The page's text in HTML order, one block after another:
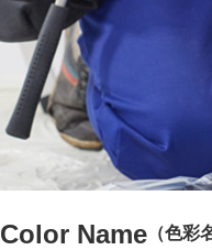
Color Name （色彩